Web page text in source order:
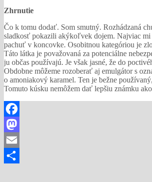
Zhrnutie
Čo k tomu dodať. Som smutný. Rozhádzaná
sladkosť pokazili akýkoľvek dojem. Najviac mi
pachuť v koncovke. Osobitnou kategóriou je
Táto látka je považovaná za potenciálne
ju občas používajú. Je však jasné, že do
Obdobne môžeme rozoberať aj emulgátor s
o amoniakový karamel. Ten je bežne
Tomuto kúsku nemôžem dať lepšiu známku
Facebook
Mastodon
Email